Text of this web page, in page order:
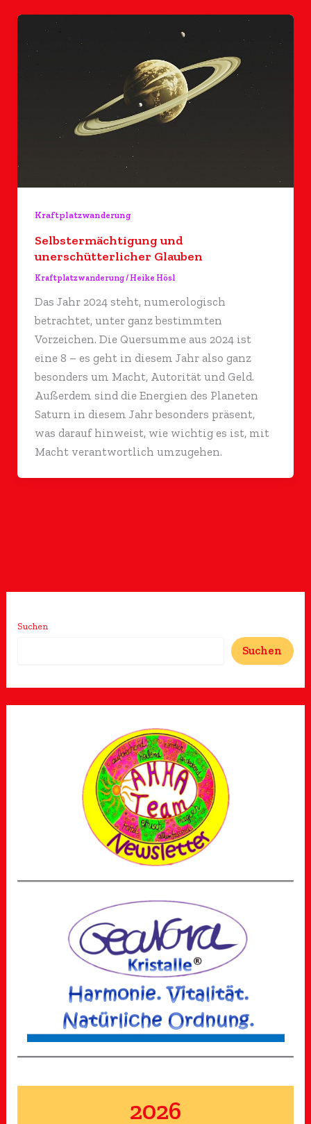
Kraftplatzwanderung
Selbstermächtigung und
unerschütterlicher Glauben
Kraftplatzwanderung/ Heike Hösl
Das Jahr 2024 steht, numerologisch
betrachtet, unter ganz bestimmten
Vorzeichen. Die Quersumme aus 2024 ist
eine 8 – es geht in diesem Jahr also ganz
besonders um Macht, Autorität und Geld.
Außerdem sind die Energien des Planeten
Saturn in diesem Jahr besonders präsent,
was darauf hinweist, wie wichtig es ist, mit
Macht verantwortlich umzugehen.
Suchen
Suchen
2026